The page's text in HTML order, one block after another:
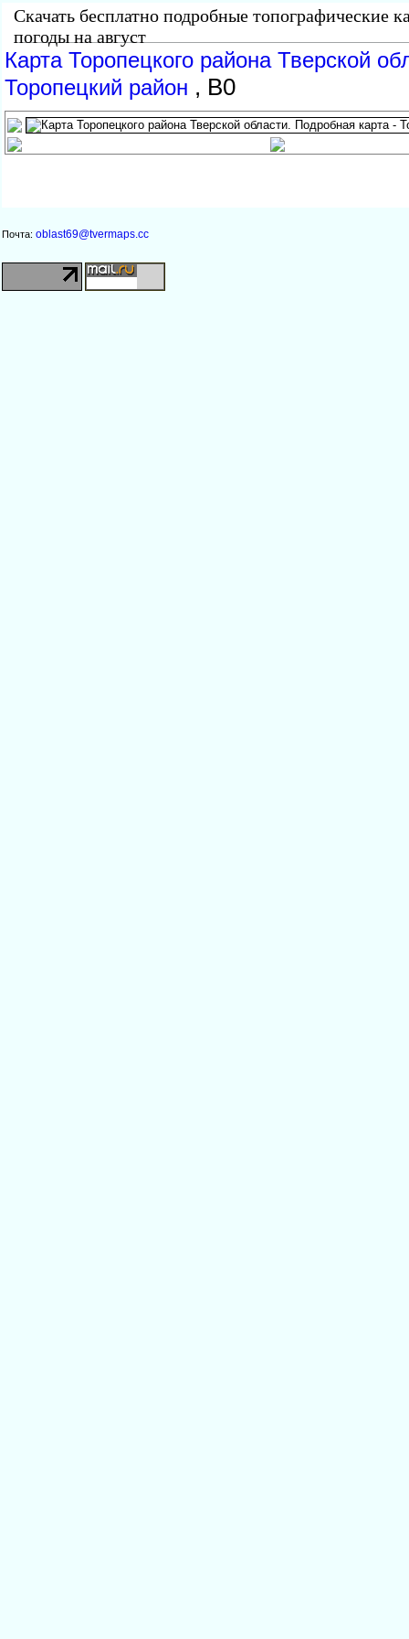
Скачать бесплатно подробные топографические
погоды на август
Карта Торопецкого района Тверской
Торопецкий район , B0
Почта: oblast69@tvermaps.cc